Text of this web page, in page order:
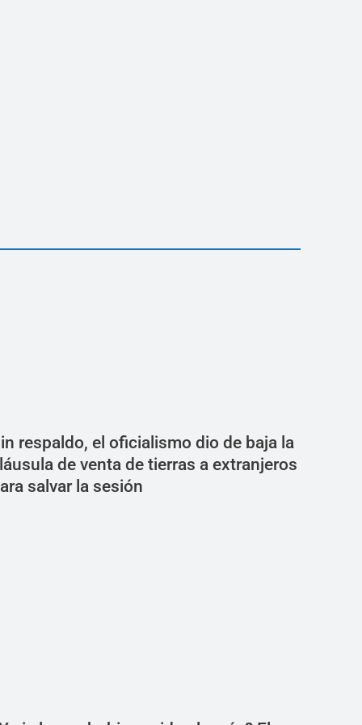
respaldo, el oficialismo dio de baja la
de venta de tierras a extranjeros
salvar la sesión